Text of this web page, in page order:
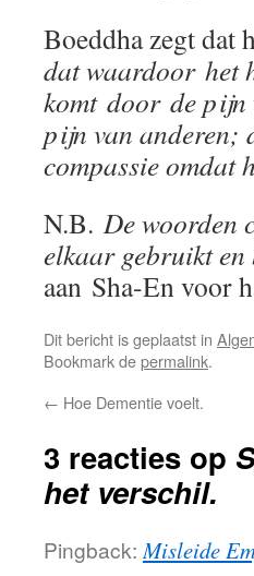
Boeddha zegt dat
dat waardoor het
komt door de pijn
pijn van anderen;
compassie omdat
N.B. De woorden
elkaar gebruikt en
aan Sha-En voor
Dit bericht is geplaatst in
Bookmark depermalink.
← Hoe Dementie voelt.
3 reacties op
het verschil.
Pingback: Misleide